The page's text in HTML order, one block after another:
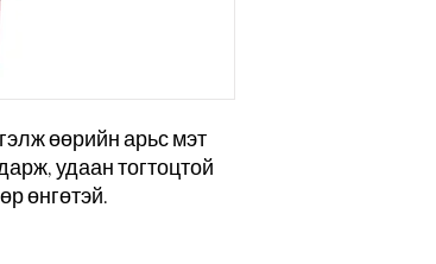
өөрийн арьс мэт
удаан тогтоцтой
өнгөтэй.